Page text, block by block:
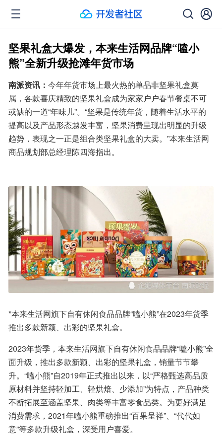
坚果礼盒大爆发，本来生活网品牌“嗑小
熊”全新升级抢滩年货市场
南派资讯： 今年年货市场上最火热的单品非坚果礼盒莫
属，各款喜庆精致的坚果礼盒成为家家户户春节餐桌不可
或缺的一道“年味儿”。“坚果是传统年货，随着生活水平的
提高以及产品形态越发丰富，坚果消费呈现出明显的升级
趋势，表现之一正是组合类坚果礼盒的大卖。”本来生活网
商品规划部总经理陈四海指出。
*本来生活网旗下自有休闲食品品牌“嗑小熊”在2023年货季
推出多款新颖、出彩的坚果礼盒。
2023年货季，本来生活网旗下自有休闲食品品牌“嗑小熊”全
面升级，推出多款新颖、出彩的坚果礼盒，销量节节攀
升。“嗑小熊”自2019年正式推出以来，以“严格甄选高品质
原材料并坚持轻加工、轻烘焙、少添加”为特点，产品种类
不断拓展至涵盖坚果、肉类等丰富零食品类。为更好满足
消费需求，2021年嗑小熊重磅推出“百果呈祥”、“代代如
意”等多款升级礼盒，深受用户喜爱。